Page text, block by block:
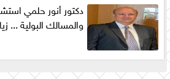
دكتور أنور حلمي
والمسالك البولية ...